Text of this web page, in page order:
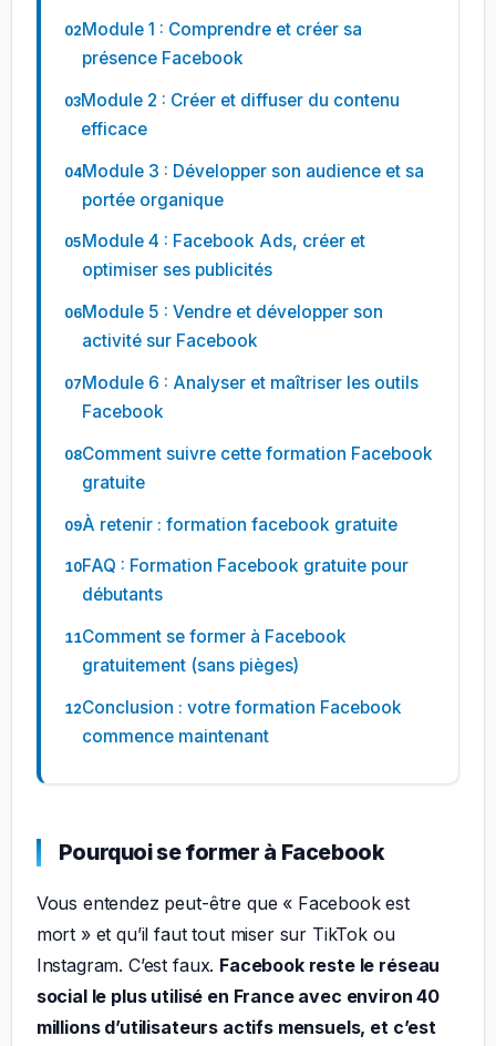
Module 1 : Comprendre et créer sa
présence Facebook
Module 2 : Créer et diffuser du contenu
efficace
Module 3 : Développer son audience et sa
portée organique
Module 4 : Facebook Ads, créer et
optimiser ses publicités
Module 5 : Vendre et développer son
activité sur Facebook
Module 6 : Analyser et maîtriser les outils
Facebook
Comment suivre cette formation Facebook
gratuite
À retenir : formation facebook gratuite
FAQ : Formation Facebook gratuite pour
débutants
Comment se former à Facebook
gratuitement (sans pièges)
Conclusion : votre formation Facebook
commence maintenant
Pourquoi se former à Facebook
Vous entendez peut-être que « Facebook est
mort » et qu’il faut tout miser sur TikTok ou
Instagram. C’est faux. Facebook reste le réseau
social le plus utilisé en France avec environ 40
millions d’utilisateurs actifs mensuels, et c’est